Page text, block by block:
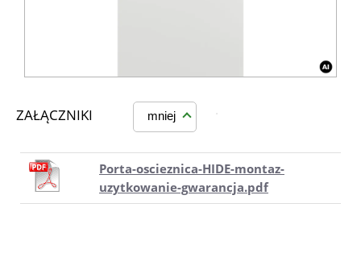
ZAŁĄCZNIKI mniej
Porta-oscieznica-HIDE-montaz-
uzytkowanie-gwarancja.pdf